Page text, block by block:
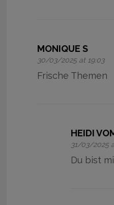
MONIQUE S
30/03/2025 at 19:03
Frische Themen
HEIDI
31/03/2025
Du bist